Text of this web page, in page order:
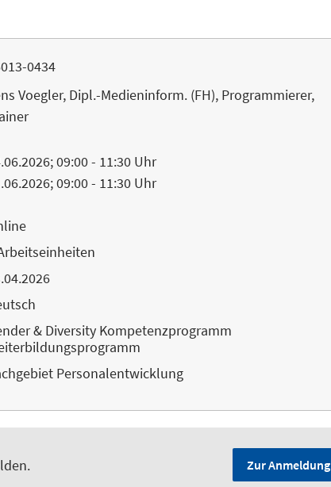
0434
Voegler, Dipl.-Medieninform. (FH), Programmierer,
09:00 - 11:30 Uhr
09:00 - 11:30 Uhr
& Diversity Kompetenzprogramm
Personalentwicklung
Zur Anmeldung